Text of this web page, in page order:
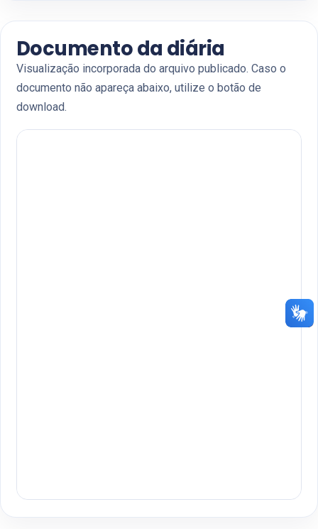
Documento da diária
Visualização incorporada do arquivo publicado. Caso o
documento não apareça abaixo, utilize o botão de
download.